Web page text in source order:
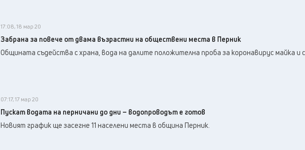
17:08, 18 мар 20
Забрана за повече от двама възрастни на обществени места в Перник
Общината съдейства с храна, вода на далите положителна проба за коронавирус майка и
07:17, 17 мар 20
Пускат водата на перничани до дни – водопроводът е готов
Новият график ще засегне 11 населени места в община Перник.